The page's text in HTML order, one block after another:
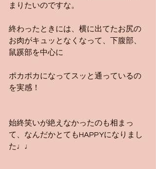
まりたいのですな。
終わったときには、横に出てたお尻の
お肉がキュッとなくなって、下腹部、
鼠蹊部を中心に
ポカポカになってスッと通っているの
を実感！
始終笑いが絶えなかったのも相まっ
て、なんだかとてもHAPPYになりまし
た♩♩